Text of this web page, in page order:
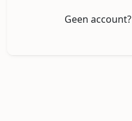
Geen account?